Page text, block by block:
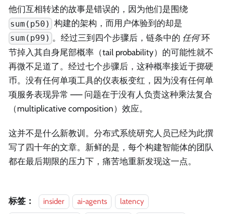
他们互相转述的故事是错误的，因为他们是围绕
sum(p50) 构建的架构，而用户体验到的却是
sum(p99) 。经过三到四个步骤后，链条中的 任何环
节掉入其自身尾部概率（tail probability）的可能性就不
再微不足道了。经过七个步骤后，这种概率接近于掷硬
币。没有任何单项工具的仪表板变红，因为没有任何单
项服务表现异常 —— 问题在于没有人负责这种乘法复合
（multiplicative composition）效应。
这并不是什么新教训。分布式系统研究人员已经为此撰
写了四十年的文章。新鲜的是，每个构建智能体的团队
都在最后期限的压力下，痛苦地重新发现这一点。
标签： insider ai-agents
latency